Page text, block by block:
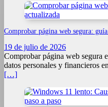
Comprobar página web segura:
19 de julio de 2026
Comprobar página web segura
datos personales y financieros
[…]